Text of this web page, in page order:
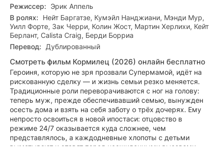
Режиссер:
Эрик Аппель
В ролях:
Нейт Баргатзе, Кумэйл Нанджиани, Мэнди Мур,
Уилл Форте, Зак Черри, Колин Жост, Мартин Херлихи, Кейт
Берлант, Calista Craig, Берди Борриа
Перевод:
Дублированный
Смотреть фильм Кормилец (2026) онлайн бесплатно
Героиня, которую не зря прозвали Супермамой, идёт на
рискованную сделку — и жизнь семьи резко меняется.
Традиционные роли переворачиваются с ног на голову:
теперь муж, прежде обеспечивавший семью, вынужден
осесть дома и взять на себя заботу о трёх дочерях. Ему
непросто освоиться в новой ипостаси: отцовство в
режиме 24/7 оказывается куда сложнее, чем
представлялось, а каждодневные хлопоты с детьми
выматывают и ставят перед неожиданными вызовами.